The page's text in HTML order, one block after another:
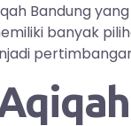
Bandung
banyak